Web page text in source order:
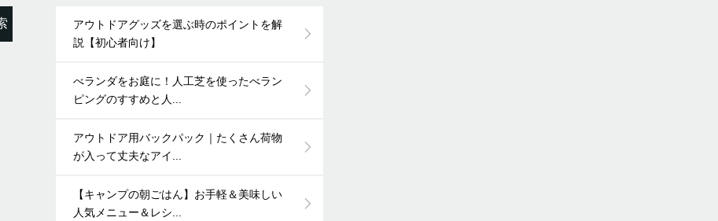
アウトドアグッズを選ぶ時のポイントを解
説【初心者向け】
べランダをお庭に！人工芝を使ったべラン
ピングのすすめと人...
アウトドア用バックパック｜たくさん荷物
が入って丈夫なアイ...
【キャンプの朝ごはん】お手軽＆美味しい
人気メニュー＆レシ...